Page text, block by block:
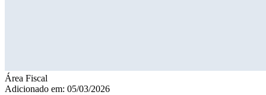
Área Fiscal
Adicionado em: 05/03/2026